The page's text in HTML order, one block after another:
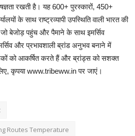
रखती है। यह 600+ पुरस्कारों, 450+
के साथ राष्ट्रव्यापी उपस्थिति वाली भारत की
बेजोड़ पहुंच और पैमाने के साथ इमर्सिव
और प्रभावशाली ब्रांड अनुभव बनाने में
को आकर्षित करते हैं और ब्रांड्स को सशक्त
कृपया www.tribeww.in पर जाएं।
Routes Temperature